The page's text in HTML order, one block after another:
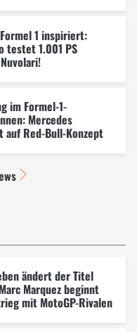
1 inspiriert:
testet 1.001 PS
im Formel-1-
Mercedes
auf Red-Bull-Konzept
ändert der Titel
Marquez beginnt
mit MotoGP-Rivalen